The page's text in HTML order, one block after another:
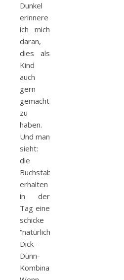
Dunkel
erinnere
ich mich
daran,
dies als
Kind
auch
gern
gemacht
zu
haben.
Und man
sieht:
die
Buchstaben
erhalten
in der
Tag eine
schicke
“natürliche”
Dick-
Dünn-
Kombination.